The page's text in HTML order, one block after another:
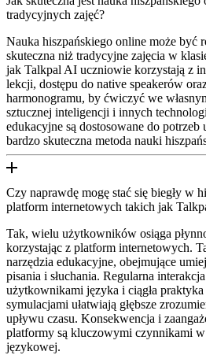
tradycyjnych zajęć?
Nauka hiszpańskiego online może być
skuteczna niż tradycyjne zajęcia w
jak Talkpal AI uczniowie korzystają z
lekcji, dostępu do native speakerów
harmonogramu, by ćwiczyć we
sztucznej inteligencji i innych
edukacyjne są dostosowane do
bardzo skuteczna metoda nauki
Czy naprawdę mogę stać się biegły w
platform internetowych takich jak
Tak, wielu użytkowników osiąga
korzystając z platform internetowych.
narzędzia edukacyjne, obejmujące
pisania i słuchania. Regularna
użytkownikami języka i ciągła
symulacjami ułatwiają głębsze
upływu czasu. Konsekwencja i
platformy są kluczowymi czynnikami w
językowej.